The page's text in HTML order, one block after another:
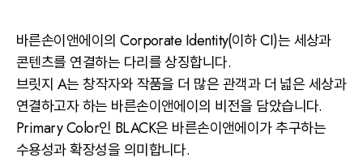
바른손이앤에이의 Corporate Identity(이하 CI)는 세상과
콘텐츠를 연결하는 다리를 상징합니다.
브릿지 A는 창작자와 작품을 더 많은 관객과 더 넓은 세상과
연결하고자 하는 바른손이앤에이의 비전을 담았습니다.
Primary Color인 BLACK은 바른손이앤에이가 추구하는
수용성과 확장성을 의미합니다.